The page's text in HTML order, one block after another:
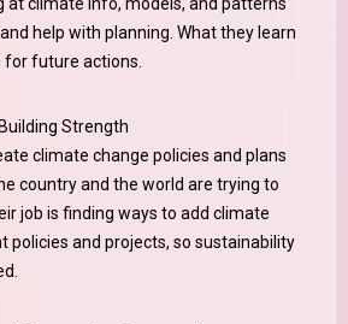
help with planning. What they learn
for future actions.
Strength
climate change policies and plans
country and the world are trying to
job is finding ways to add climate
policies and projects, so sustainability